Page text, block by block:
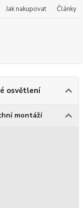
Jak nakupovat Články
osvětlení
montáží